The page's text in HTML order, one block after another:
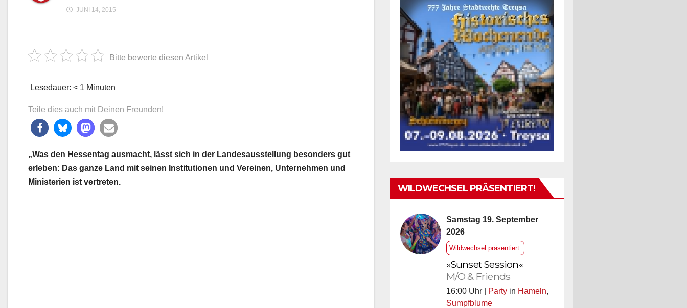
JUNI 14, 2015
Bitte bewerte diesen Artikel
Lesedauer: < 1 Minuten
Teile dies auch mit Deinen Freunden!
„Was den Hessentag ausmacht, lässt sich in der Landesausstellung besonders gut
erleben: Das ganze Land mit seinen Institutionen und Vereinen, Unternehmen und
Ministerien ist vertreten.
WILDWECHSEL PRÄSENTIERT!
Samstag 19. September
2026
Wildwechsel präsentiert:
»Sunset Session«
M/O & Friends
16:00 Uhr | Partyin Hameln,
Sumpfblume